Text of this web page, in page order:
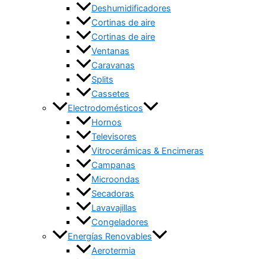
Deshumidificadores
Cortinas de aire
Cortinas de aire
Ventanas
Caravanas
Splits
Cassetes
Electrodomésticos
Hornos
Televisores
Vitrocerámicas & Encimeras
Campanas
Microondas
Secadoras
Lavavajillas
Congeladores
Energías Renovables
Aerotermia